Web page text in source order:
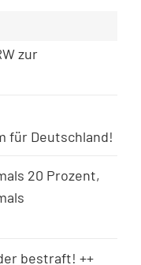
zur
für Deutschland!
20 Prozent,
bestraft! ++